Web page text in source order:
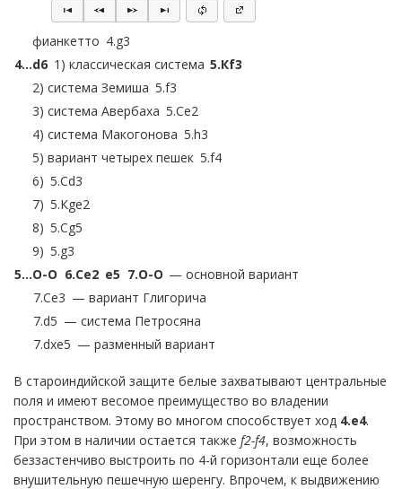
фианкетто 4.g3
4…d6 1) классическая система 5.Кf3
2) система Земиша 5.f3
3) система Авербаха 5.Сe2
4) система Макогонова 5.h3
5) вариант четырех пешек 5.f4
6) 5.Сd3
7) 5.Кge2
8) 5.Сg5
9) 5.g3
5…O-O 6.Сe2 e5 7.O-O — основной вариант
7.Сe3 — вариант Глигорича
7.d5 — система Петросяна
7.dxe5 — разменный вариант
В староиндийской защите белые захватывают центральные
поля и имеют весомое преимущество во владении
пространством. Этому во многом способствует ход 4.e4.
При этом в наличии остается также f2-f4, возможность
беззастенчиво выстроить по 4-й горизонтали еще более
внушительную пешечную шеренгу. Впрочем, к выдвижению